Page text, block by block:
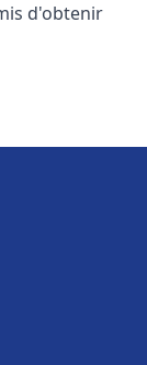
d'obtenir